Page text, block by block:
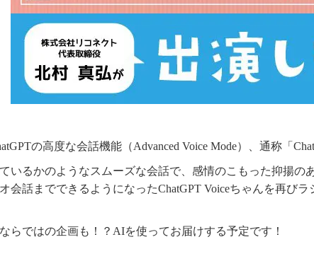
の高度な会話機能（Advanced Voice Mode）、通称「
いるかのようなスムーズな会話で、感情のこもった抑揚の
会話までできるようになったChatGPT Voiceちゃんを再び
らではの企画も！？AIを使ってお届けする予定です！